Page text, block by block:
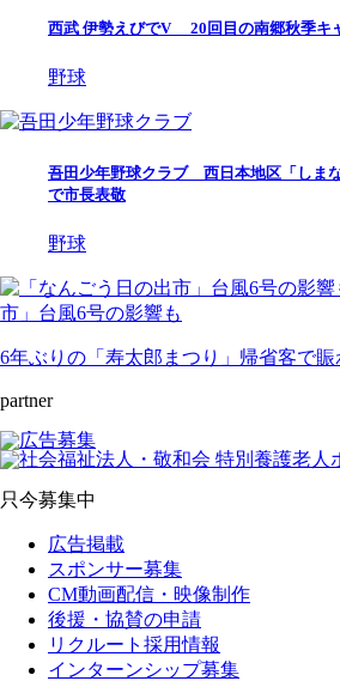
西武 伊勢えびでV 20回目の南郷秋季キ
野球
吾田少年野球クラブ 西日本地区「しま
で市長表敬
野球
市」台風6号の影響も
6年ぶりの「寿太郎まつり」帰省客で賑
partner
只今募集中
広告掲載
スポンサー募集
CM動画配信・映像制作
後援・協賛の申請
リクルート採用情報
インターンシップ募集